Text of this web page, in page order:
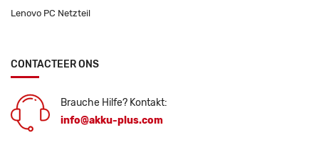
Lenovo PC Netzteil
CONTACTEER ONS
Brauche Hilfe? Kontakt:
info@akku-plus.com